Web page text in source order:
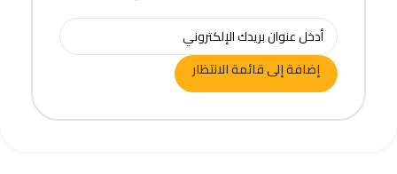
إضافة إلى قائمة الانتظار